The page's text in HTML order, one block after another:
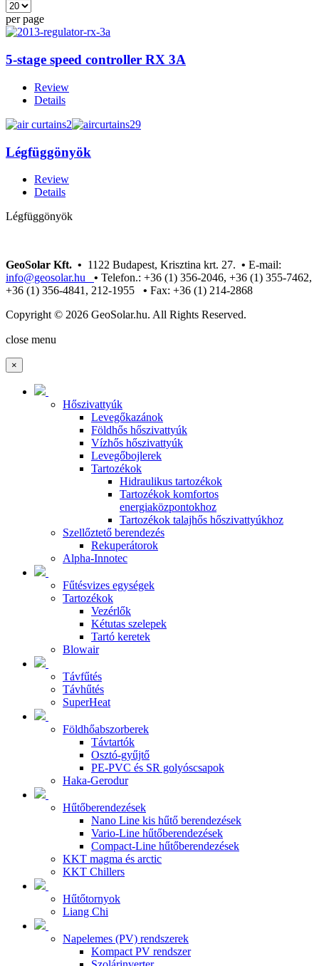
per page
5-stage speed controller RX 3A
Review
Details
Légfüggönyök
Review
Details
Légfüggönyök
GeoSolar Kft. • 1122 Budapest, Krisztina krt. 27. • E-mail:
info@geosolar.hu • Telefon.: +36 (1) 356-2046, +36 (1) 355-7462,
+36 (1) 356-4841, 212-1955 • Fax: +36 (1) 214-2868
Copyright © 2026 GeoSolar.hu. All Rights Reserved.
close menu
×
Hőszivattyúk
Levegőkazánok
Földhős hőszivattyúk
Vízhős hőszivattyúk
Levegőbojlerek
Tartozékok
Hidraulikus tartozékok
Tartozékok komfortos
energiaközpontokhoz
Tartozékok talajhős hőszivattyúkhoz
Szellőztető berendezés
Rekuperátorok
Alpha-Innotec
Fűtésvizes egységek
Tartozékok
Vezérlők
Kétutas szelepek
Tartó keretek
Blowair
Távfűtés
Távhűtés
SuperHeat
Földhőabszorberek
Távtartók
Osztó-gyűjtő
PE-PVC és SR golyóscsapok
Haka-Gerodur
Hűtőberendezések
Nano Line kis hűtő berendezések
Vario-Line hűtőberendezések
Compact-Line hűtőberendezések
KKT magma és arctic
KKT Chillers
Hűtőtornyok
Liang Chi
Napelemes (PV) rendszerek
Kompact PV rendszer